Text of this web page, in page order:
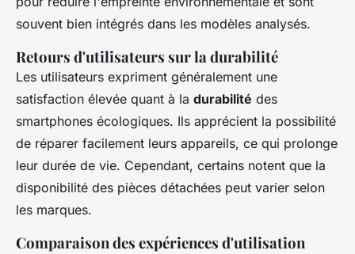
souvent bien intégrés dans les modèles analysés.
Retours d'utilisateurs sur la durabilité
Les utilisateurs expriment généralement une
satisfaction élevée quant à la durabilité des
smartphones écologiques. Ils apprécient la possibilité
de réparer facilement leurs appareils, ce qui prolonge
leur durée de vie. Cependant, certains notent que la
disponibilité des pièces détachées peut varier selon
les marques.
Comparaison des expériences d'utilisation